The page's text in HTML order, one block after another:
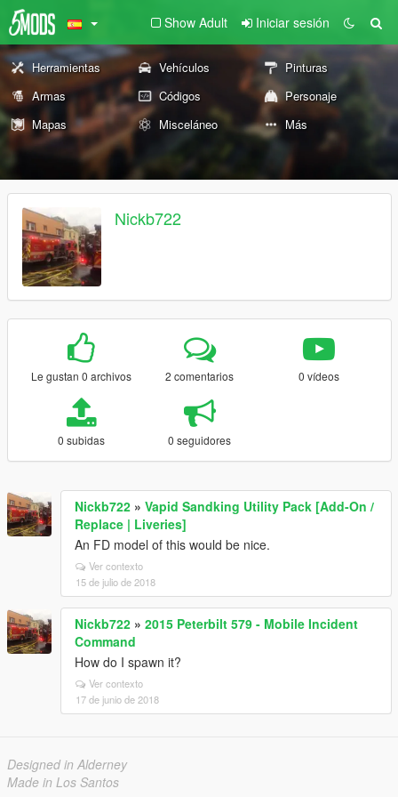
Show Adult Iniciar sesión
Herramientas Vehículos
Pinturas
Armas
Códigos
Personaje
Mapas
Misceláneo Más
Nickb722
Le gustan 0 archivos 2 comentarios 0 vídeos
0 subidas 0 seguidores
Nickb722 » Vapid Sandking Utility Pack [Add-On /
Replace | Liveries]
An FD model of this would be nice.
Ver contexto
15 de julio de 2018
Nickb722 » 2015 Peterbilt 579 - Mobile Incident
Command
How do I spawn it?
Ver contexto
17 de junio de 2018
Designed in Alderney
Made in Los Santos